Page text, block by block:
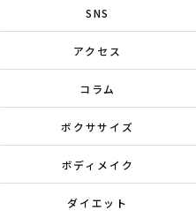
SNS
アクセス
コラム
ボクササイズ
ボディメイク
ダイエット